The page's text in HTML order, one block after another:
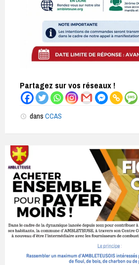
Partagez sur vos réseaux !
dans CCAS